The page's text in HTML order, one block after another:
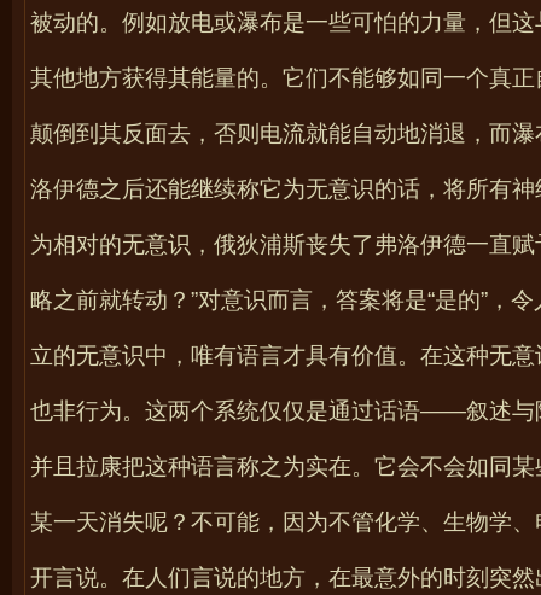
被动的。例如放电或瀑布是一些可怕的力量，但
其他地方获得其能量的。它们不能够如同一个真
颠倒到其反面去，否则电流就能自动地消退，而
洛伊德之后还能继续称它为无意识的话，将所有
为相对的无意识，俄狄浦斯丧失了弗洛伊德一直
略之前就转动？”对意识而言，答案将是“是的”，
立的无意识中，唯有语言才具有价值。在这种无
也非行为。这两个系统仅仅是通过话语——叙述
并且拉康把这种语言称之为实在。它会不会如同
某一天消失呢？不可能，因为不管化学、生物学
开言说。在人们言说的地方，在最意外的时刻突